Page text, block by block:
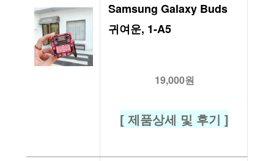
Samsung Galaxy Buds
귀여운, 1-A5
19,000원
[ 제품상세 및 후기 ]